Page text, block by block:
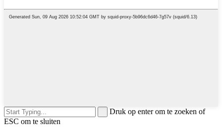
Druk op enter om te zoeken of
ESC om te sluiten